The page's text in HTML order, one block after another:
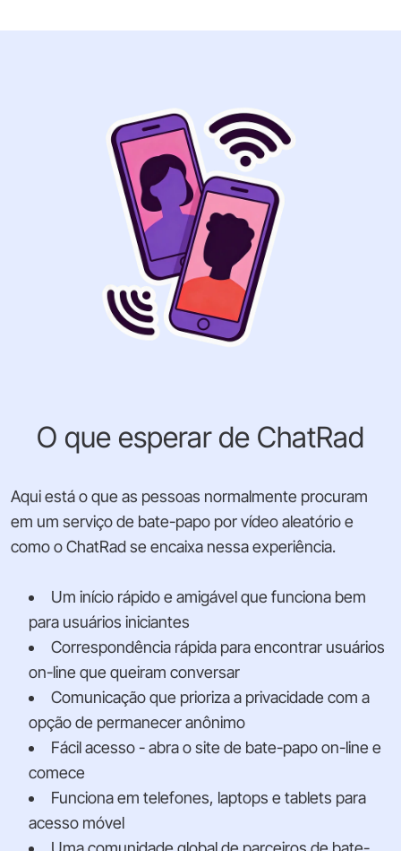
O que esperar de ChatRad
Aqui está o que as pessoas normalmente procuram
em um serviço de bate-papo por vídeo aleatório e
como o ChatRad se encaixa nessa experiência.
Um início rápido e amigável que funciona bem
para usuários iniciantes
Correspondência rápida para encontrar usuários
on-line que queiram conversar
Comunicação que prioriza a privacidade com a
opção de permanecer anônimo
Fácil acesso - abra o site de bate-papo on-line e
comece
Funciona em telefones, laptops e tablets para
acesso móvel